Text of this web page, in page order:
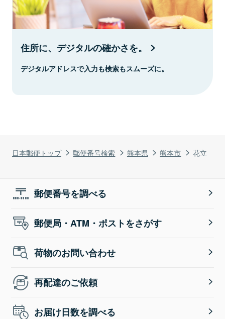
日本郵便トップ 郵便番号検索 熊本県 熊本市 花立
住所に、デジタルの確かさを。
デジタルアドレスで入力も検索もスムーズに。
郵便番号を調べる
郵便局・ATM・ポストをさがす
荷物のお問い合わせ
再配達のご依頼
お届け日数を調べる